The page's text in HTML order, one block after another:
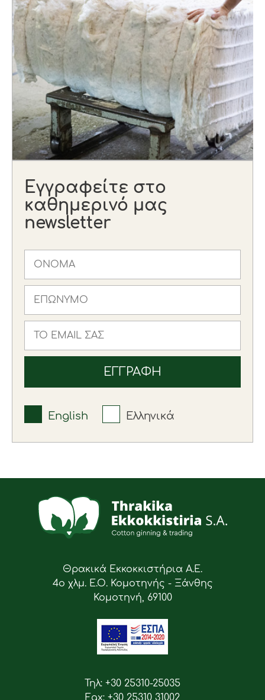
Εγγραφείτε στο
καθημερινό μας
newsletter
English Ελληνικά
Θρακικά Εκκοκκιστήρια Α.Ε.
4ο χλμ. Ε.Ο. Κομοτηνής - Ξάνθης
Κομοτηνή, 69100
Τηλ: +30 25310-25035